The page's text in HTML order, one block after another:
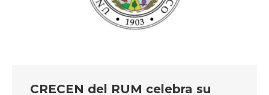
CRECEN del RUM celebra su